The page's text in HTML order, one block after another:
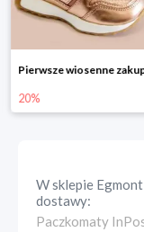
-30% na wszystko!!
30%
W sklepie Egmont
dostawy:
Paczkomaty